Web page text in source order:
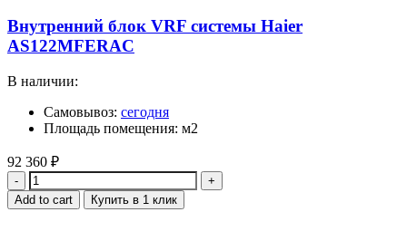
Внутренний блок VRF системы Haier
AS122MFERAC
В наличии:
Самовывоз: сегодня
Площадь помещения: м2
92 360 ₽
Quantity
Add to cart Купить в 1 клик